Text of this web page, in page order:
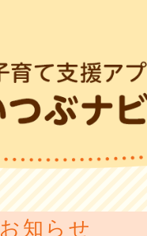
お知らせ